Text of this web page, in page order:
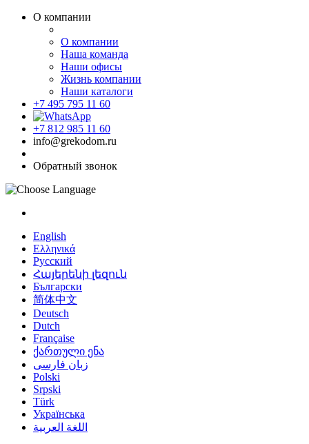
О компании
О компании
Наша команда
Наши офисы
Жизнь компании
Наши каталоги
+7 495 795 11 60
+7 812 985 11 60
info@grekodom.ru
Обратный звонок
English
Ελληνικά
Русский
Հայերենի լեզուն
Български
简体中文
Deutsch
Dutch
Française
ქართული ენა
زبان فارسی
Polski
Srpski
Türk
Українська
اللغة العربية